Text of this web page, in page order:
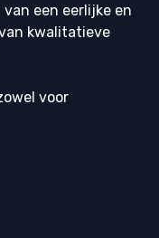
een eerlijke en
kwalitatieve
voor